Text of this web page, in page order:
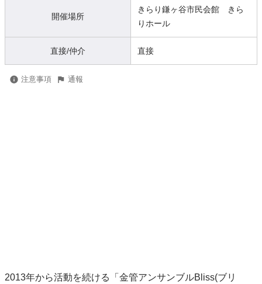
開催場所
きらり鎌ヶ谷市民会館 きら
りホール
直接/仲介 直接
注意事項 通報
2013年から活動を続ける「金管アンサンブルBliss(ブリ